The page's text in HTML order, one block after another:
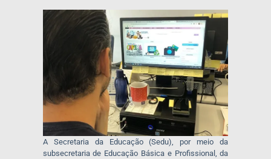
A Secretaria da Educação (Sedu), por meio da
subsecretaria de Educação Básica e Profissional, da